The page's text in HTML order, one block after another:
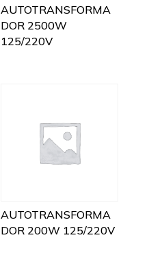
AUTOTRANSFORMA
DOR 2500W
125/220V
AUTOTRANSFORMA
DOR 200W 125/220V